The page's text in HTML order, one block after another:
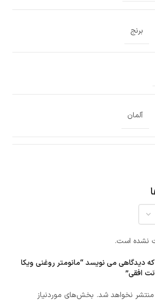
برنج
آلمان
نشده است.
دیدگاهی می نویسد “مانومتر روغنی ویکا
نخواهد شد. بخش‌های موردنیاز